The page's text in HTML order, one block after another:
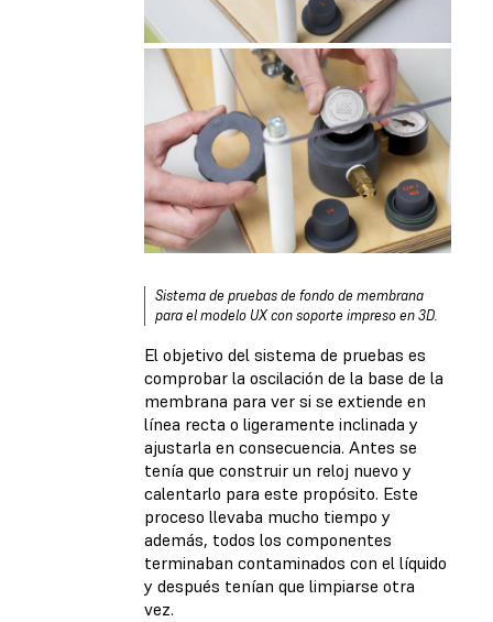
Sistema de pruebas de fondo de membrana
para el modelo UX con soporte impreso en 3D.
El objetivo del sistema de pruebas es
comprobar la oscilación de la base de la
membrana para ver si se extiende en
línea recta o ligeramente inclinada y
ajustarla en consecuencia. Antes se
tenía que construir un reloj nuevo y
calentarlo para este propósito. Este
proceso llevaba mucho tiempo y
además, todos los componentes
terminaban contaminados con el líquido
y después tenían que limpiarse otra
vez.